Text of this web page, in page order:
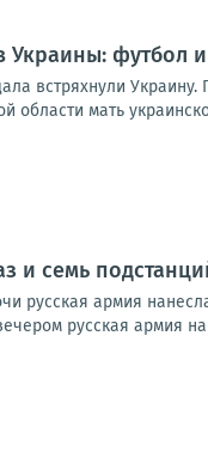
футбол
встряхнули
области мать
и семь
русская армия
русская армия